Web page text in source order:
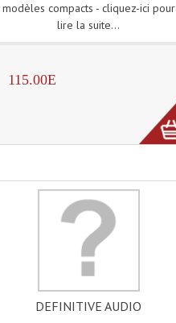
modèles compacts - cliquez-ici pour
lire la suite...
115.00E
DEFINITIVE AUDIO